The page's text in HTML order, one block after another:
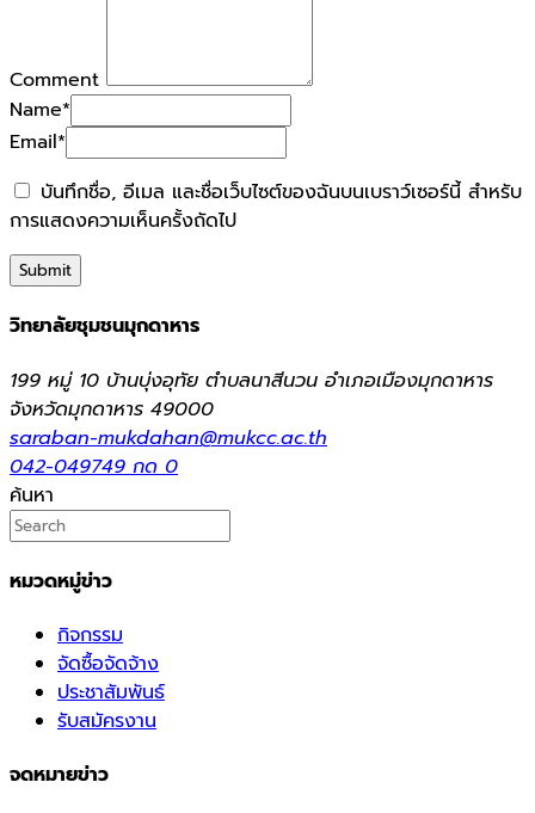
Comment
Name*
Email*
บันทึกชื่อ, อีเมล และชื่อเว็บไซต์ของฉันบนเบราว์เซอร์นี้ สำหรับ
การแสดงความเห็นครั้งถัดไป
วิทยาลัยชุมชนมุกดาหาร
199 หมู่ 10 บ้านบุ่งอุทัย ตำบลนาสีนวน อำเภอเมืองมุกดาหาร
จังหวัดมุกดาหาร 49000
saraban-mukdahan@mukcc.ac.th
042-049749 กด 0
ค้นหา
หมวดหมู่ข่าว
กิจกรรม
จัดซื้อจัดจ้าง
ประชาสัมพันธ์
รับสมัครงาน
จดหมายข่าว